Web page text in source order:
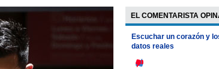
EL COMENTARISTA
Escuchar un corazón y
datos reales